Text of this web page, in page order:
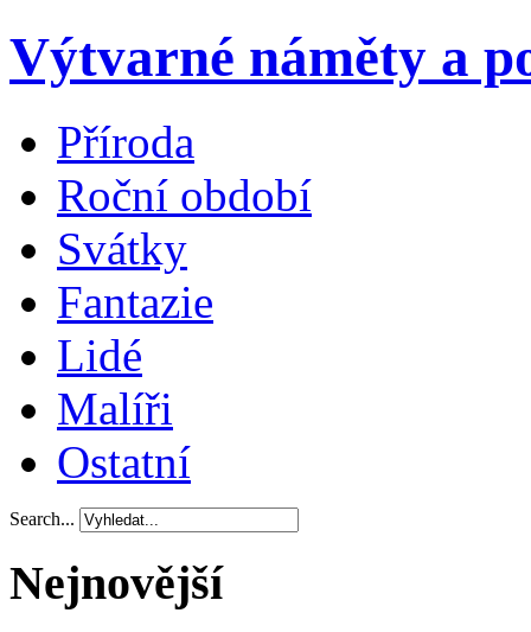
Výtvarné náměty a
Příroda
Roční období
Svátky
Fantazie
Lidé
Malíři
Ostatní
Search...
Nejnovější